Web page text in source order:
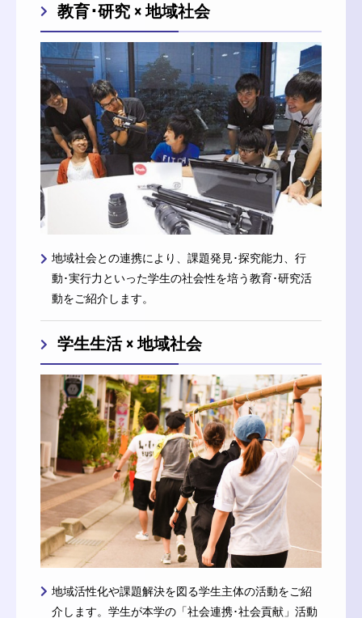
教育･研究 × 地域社会
地域社会との連携により、課題発見･探究能力、行
動･実行力といった学生の社会性を培う教育･研究活
動をご紹介します。
学生生活 × 地域社会
地域活性化や課題解決を図る学生主体の活動をご紹
介します。学生が本学の「社会連携･社会貢献」活動